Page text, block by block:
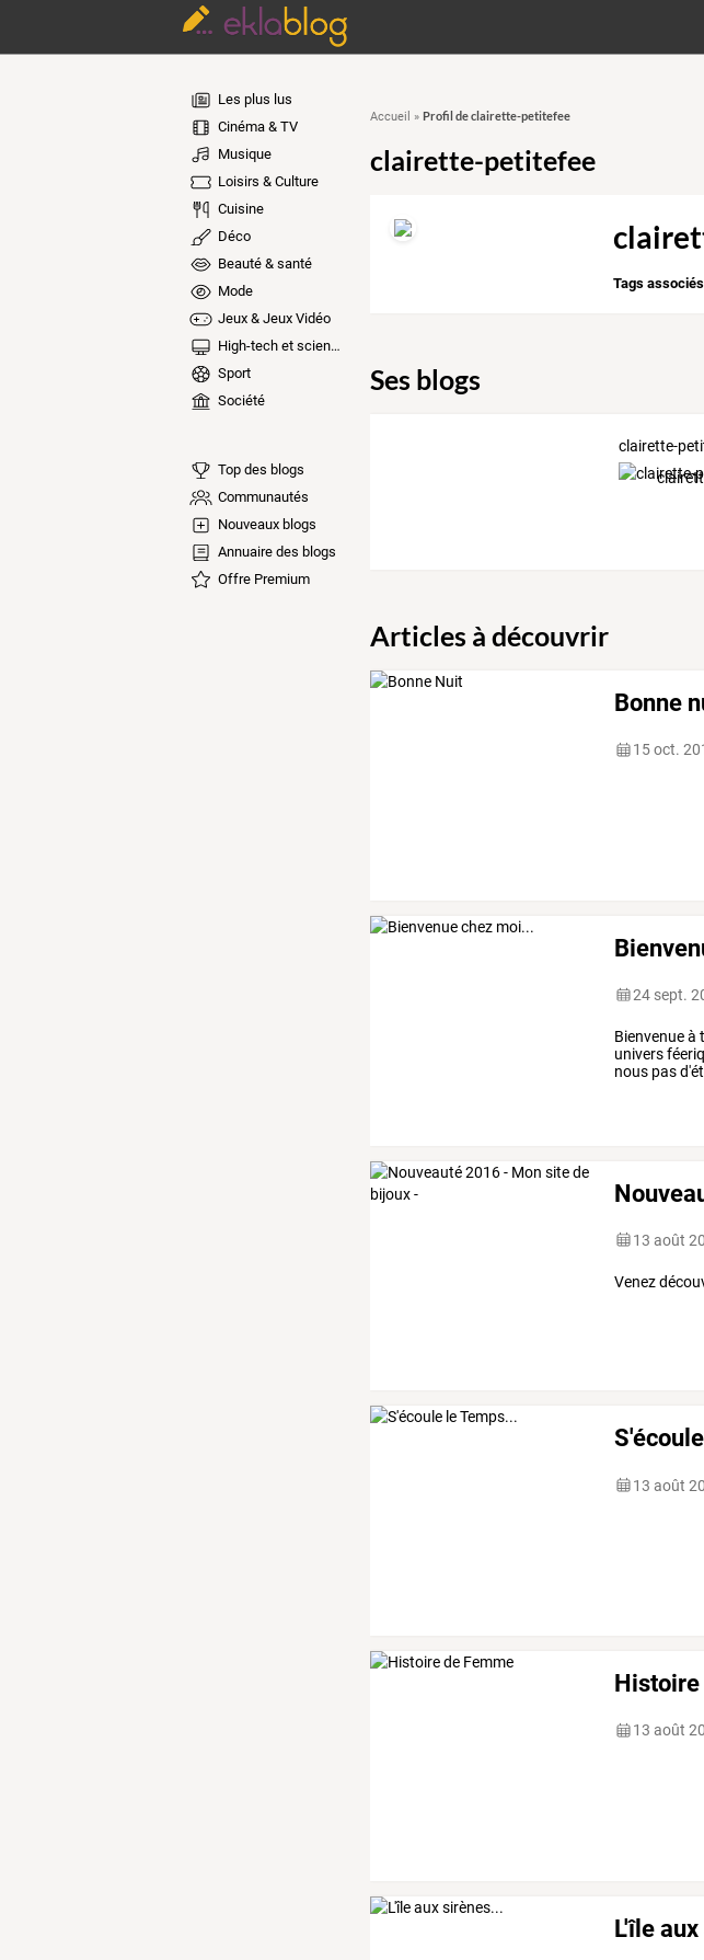
Les plus lus
Cinéma & TV
Musique
Loisirs & Culture
Cuisine
Déco
Beauté & santé
Mode
Jeux & Jeux Vidéo
High-tech et sciences
Sport
Société
Top des blogs
Communautés
Nouveaux blogs
Annuaire des blogs
Offre Premium
Accueil » Profil de clairette-petitefee
clairette-petitefee
Tags
Ses blogs
clairette-
Articles à découvrir
Bonne
15 oct.
24 sept.
Bienvenue à
univers
nous pas
13 août
Venez
13 août
13 août
L'île